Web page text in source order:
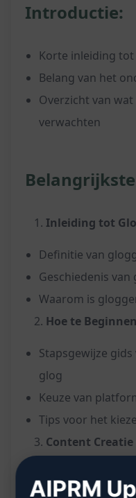
Introductie:
Korte inleiding
Belang van het
Overzicht van
verwachten
Belangrijkste
Inleiding tot
Definitie van
Geschiedenis van
Waarom is
Hoe te
Stapsgewijze
glog
Keuze van
Tips voor het
Content Creatie
AIPRM